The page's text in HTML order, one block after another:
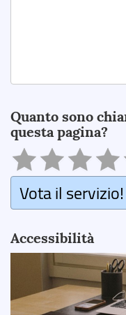
Quanto sono
questa pagina?
Vota il servizio!
Accessibilità